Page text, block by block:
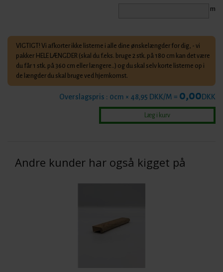
m
VIGTIGT! Vi afkorter ikke listerne i alle dine ønskelængder for dig, - vi
pakker HELE LÆNGDER (skal du f.eks. bruge 2 stk. på 180 cm kan det være
du får 1 stk. på 360 cm eller længere..) og du skal selv korte listerne op i
de længder du skal bruge ved hjemkomst.
Overslagspris : 0cm × 48,95 DKK/M = 0,00DKK
Andre kunder har også kigget på